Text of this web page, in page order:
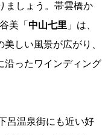
ましょう。帯雲橋か
美「 中山七里 」は、
しい風景が広がり、
沿ったワインディング
呂温泉街にも近い好